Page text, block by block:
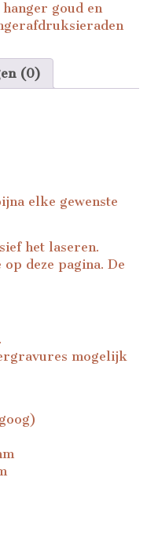
goud en
(0)
elke gewenste
het laseren.
deze pagina. De
mogelijk